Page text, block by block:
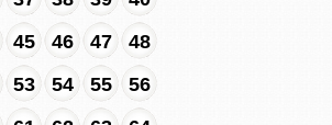
45 46 47
48
53 54 55
56